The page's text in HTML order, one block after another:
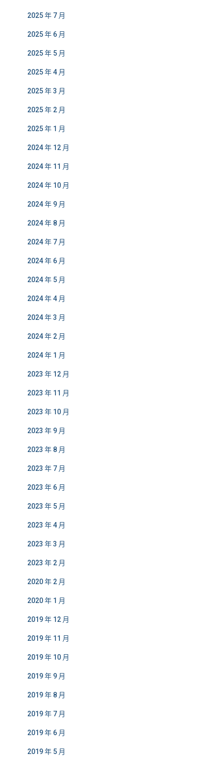
2025 年 7 月
2025 年 6 月
2025 年 5 月
2025 年 4 月
2025 年 3 月
2025 年 2 月
2025 年 1 月
2024 年 12 月
2024 年 11 月
2024 年 10 月
2024 年 9 月
2024 年 8 月
2024 年 7 月
2024 年 6 月
2024 年 5 月
2024 年 4 月
2024 年 3 月
2024 年 2 月
2024 年 1 月
2023 年 12 月
2023 年 11 月
2023 年 10 月
2023 年 9 月
2023 年 8 月
2023 年 7 月
2023 年 6 月
2023 年 5 月
2023 年 4 月
2023 年 3 月
2023 年 2 月
2020 年 2 月
2020 年 1 月
2019 年 12 月
2019 年 11 月
2019 年 10 月
2019 年 9 月
2019 年 8 月
2019 年 7 月
2019 年 6 月
2019 年 5 月